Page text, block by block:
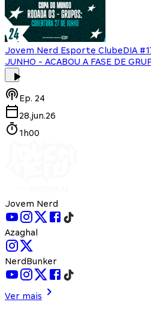
Jovem Nerd Esporte ClubeDIA
JUNHO - ACABOU A FASE DE
Ep. 24
28.jun.26
1h00
Jovem Nerd
Azaghal
NerdBunker
Ver mais